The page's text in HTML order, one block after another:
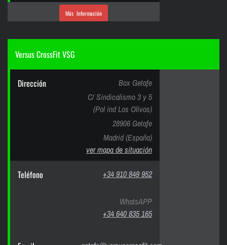
Más Información
Versus CrossFit VSG
Dirección
Box Getafe
C/ Sindicalismo 3 y 5
(Pol ind Los Olivos)
28906 Getafe
Madrid (España)
ver mapa de situación
Teléfono +34 910 849 952
WhatsAPP
+34 640 835 165